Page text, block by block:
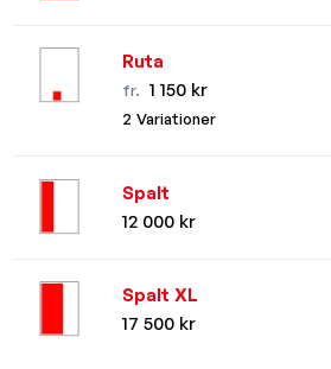
Ruta
fr. 1 150 kr
2 Variationer
Spalt
12 000 kr
Spalt XL
17 500 kr